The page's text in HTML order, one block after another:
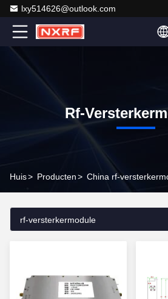
lxy514626@outlook.com
Rf-
Huis> Producten> China rf-
rf-versterkermodule